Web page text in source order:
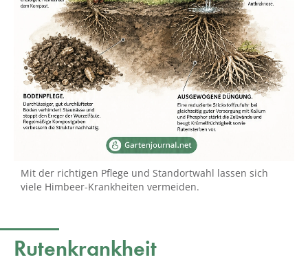
Mit der richtigen Pflege und Standortwahl lassen sich
viele Himbeer-Krankheiten vermeiden.
Rutenkrankheit